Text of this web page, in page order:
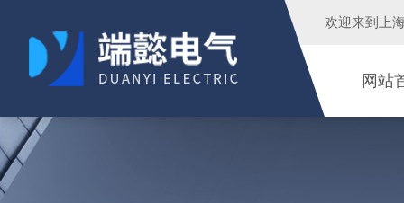
欢迎来到 上
网站